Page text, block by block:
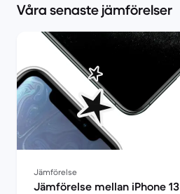
Våra senaste jämförelser
Jämförelse
Jämförelse mellan iPhone 13